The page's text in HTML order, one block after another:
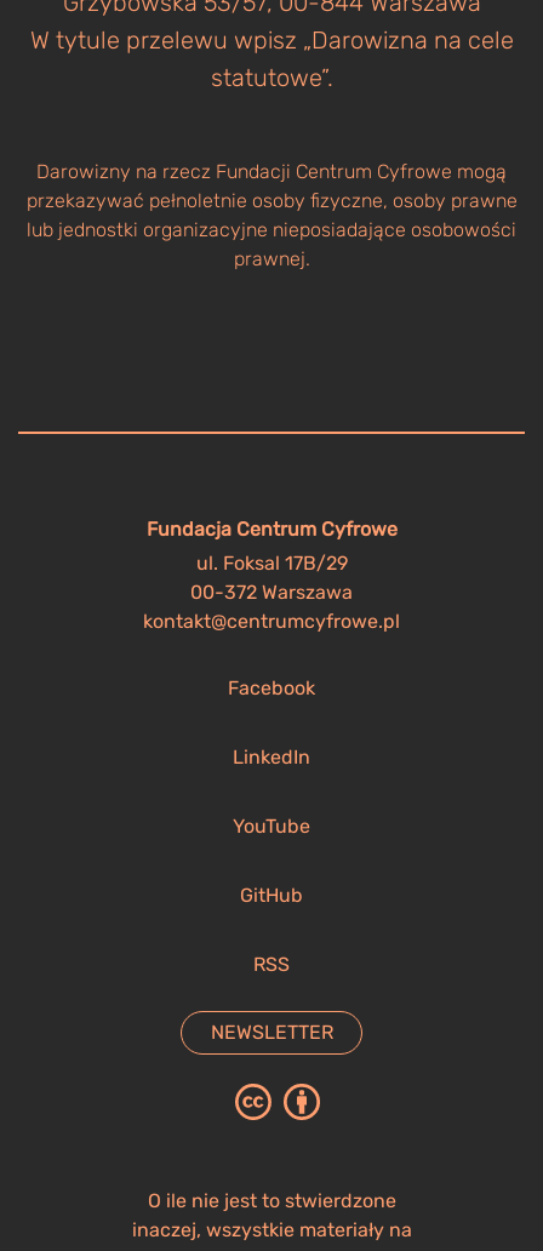
W tytule przelewu wpisz „Darowizna na cele
statutowe”.
Darowizny na rzecz Fundacji Centrum Cyfrowe mogą
przekazywać pełnoletnie osoby fizyczne, osoby prawne
lub jednostki organizacyjne nieposiadające osobowości
prawnej.
Fundacja Centrum Cyfrowe
ul. Foksal 17B/29
00-372 Warszawa
kontakt@centrumcyfrowe.pl
Facebook
LinkedIn
YouTube
GitHub
RSS
NEWSLETTER
O ile nie jest to stwierdzone
inaczej, wszystkie materiały na